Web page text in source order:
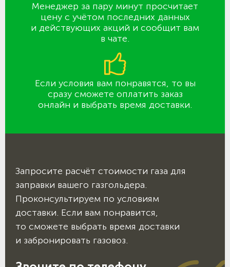
Менеджер за пару минут просчитает
цену с учётом последних данных
и действующих акций и сообщит вам
в чате.
Если условия вам понравятся, то вы
сразу сможете оплатить заказ
онлайн и выбрать время доставки.
Запросите расчёт стоимости газа для
заправки вашего газгольдера.
Проконсультируем по условиям
доставки. Если вам понравится,
то сможете выбрать время доставки
и забронировать газовоз.